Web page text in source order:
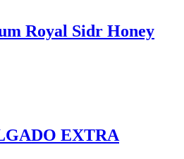
Royal Sidr Honey
EXTRA